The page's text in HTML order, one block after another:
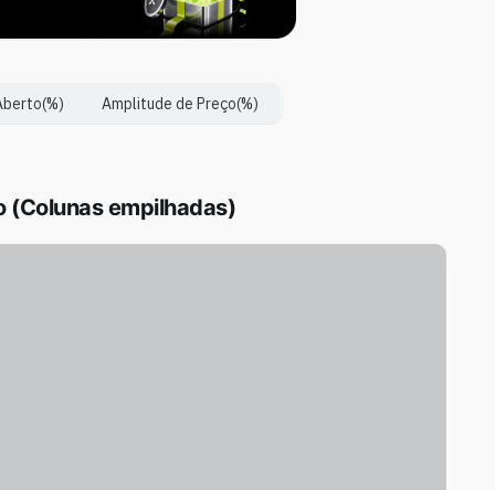
(%) Amplitude de Preço(%)
(Colunas empilhadas)